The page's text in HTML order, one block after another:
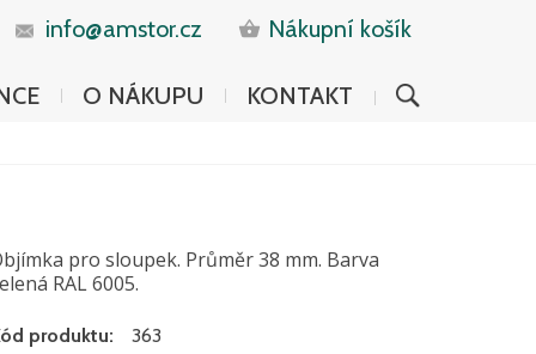
info@amstor.cz Nákupní košík
O NÁKUPU KONTAKT
pro sloupek. Průměr 38 mm. Barva
RAL 6005.
produktu:
363